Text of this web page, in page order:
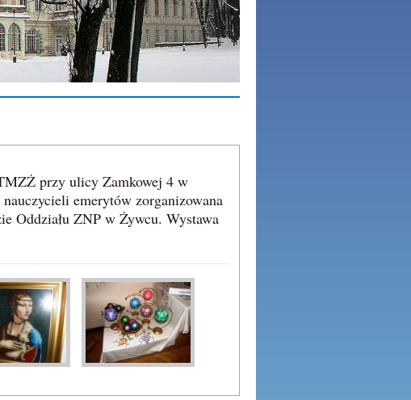
przy ulicy Zamkowej 4 w
emerytów zorganizowana
Oddziału ZNP w Żywcu. Wystawa